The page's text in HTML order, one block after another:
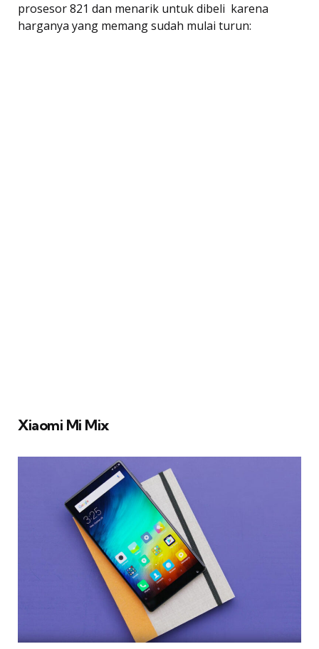
prosesor 821 dan menarik untuk dibeli  karena
harganya yang memang sudah mulai turun:
Xiaomi Mi Mix